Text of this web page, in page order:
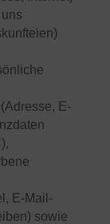
E-
E-Mail-
sowie